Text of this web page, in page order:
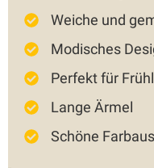
Weiche und
Modisches
Perfekt für
Lange Ärmel
Schöne